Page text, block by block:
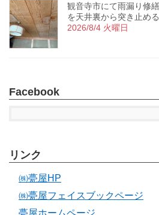
観音寺市にて雨漏り修
を天井裏から突き止める
2026/8/4 火曜日
Facebook
リンク
㈱甍屋HP
㈱甍屋フェイスブックページ
甍屋ホームページ